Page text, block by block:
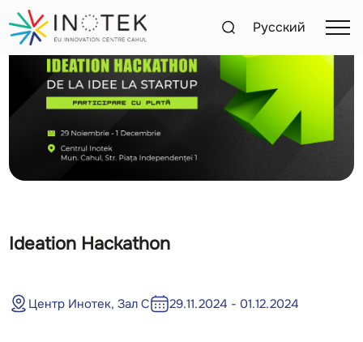
Русский
Ideation Hackathon
Центр Инотек, Зал С 29.11.2024 - 01.12.2024